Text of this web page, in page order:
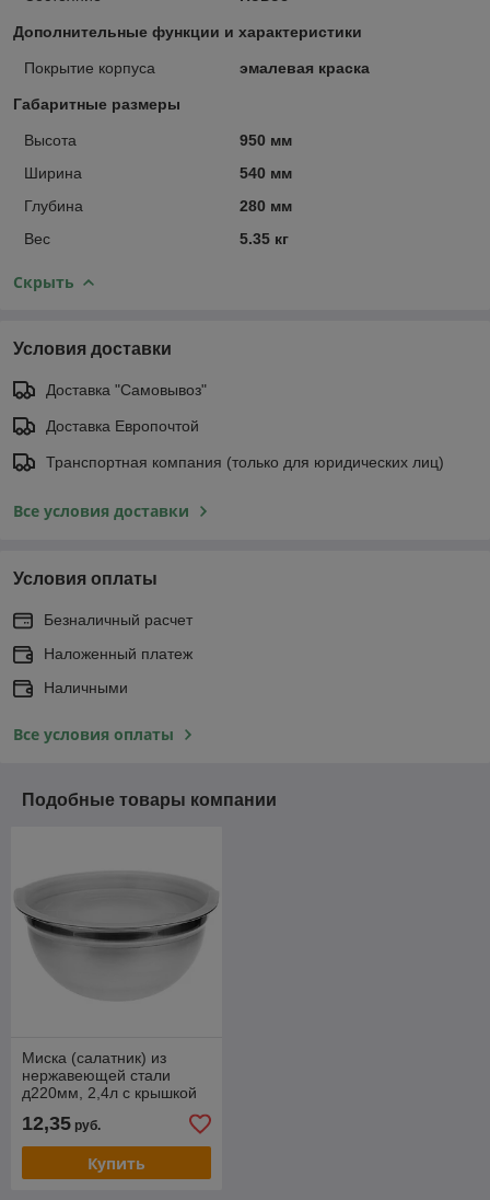
Дополнительные функции и характеристики
Покрытие корпуса эмалевая краска
Габаритные размеры
Высота
950 мм
Ширина
540 мм
Глубина
280 мм
Вес
5.35 кг
Скрыть
Условия доставки
Доставка "Самовывоз"
Доставка Европочтой
Транспортная компания (только для юридических лиц)
Все условия доставки
Условия оплаты
Безналичный расчет
Наложенный платеж
Наличными
Все условия оплаты
Подобные товары компании
Миска (салатник) из
нержавеющей стали
д220мм, 2,4л с крышкой
12,35 руб.
Купить